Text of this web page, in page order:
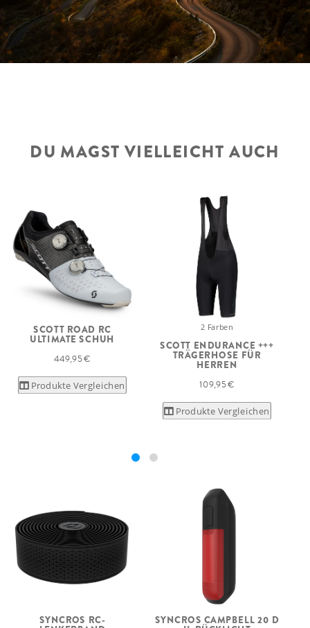
DU MAGST VIELLEICHT AUCH
SCOTT ROAD RC
ULTIMATE SCHUH
449,95 €
Produkte Vergleichen
2 Farben
SCOTT ENDURANCE +++
TRÄGERHOSE FÜR
HERREN
109,95 €
Produkte Vergleichen
SYNCROS RC- SYNCROS CAMPBELL 20 D